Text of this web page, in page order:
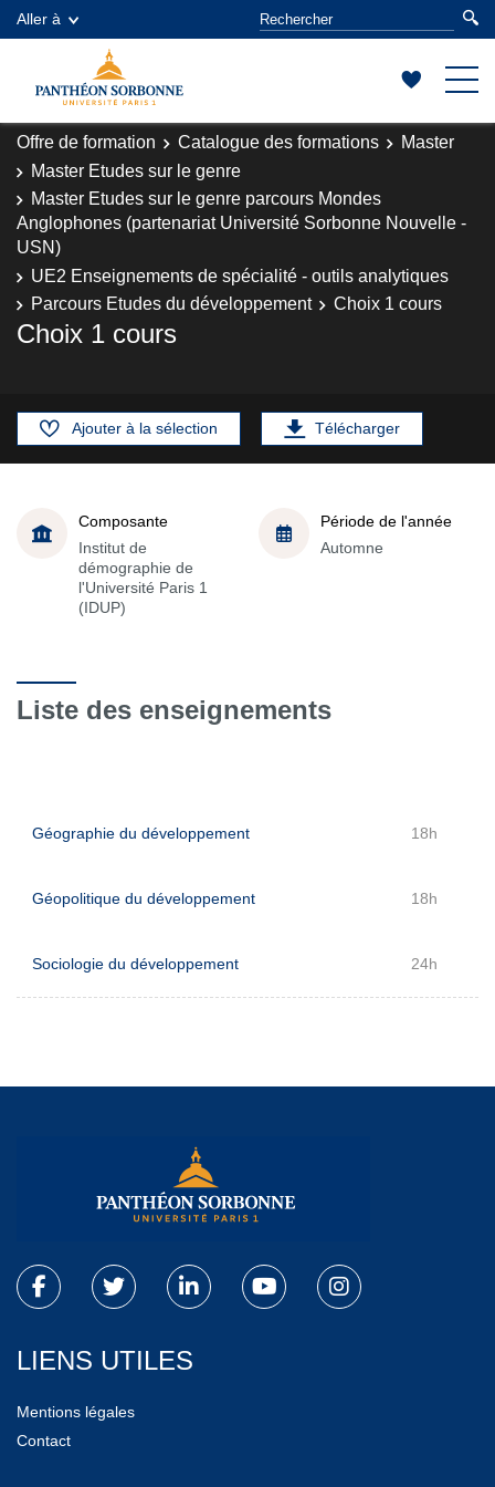
Aller à
Offre de formation Catalogue des formations
Master
Master Etudes sur le genre
Master Etudes sur le genre parcours Mondes
Anglophones (partenariat Université Sorbonne Nouvelle -
USN)
UE2 Enseignements de spécialité - outils analytiques
Parcours Etudes du développement
Choix 1 cours
Choix 1 cours
Ajouter à la sélection Télécharger
Composante
Institut de
démographie de
l'Université Paris 1
(IDUP)
Période de l'année
Automne
Liste des enseignements
Géographie du développement 18h
Géopolitique du développement 18h
Sociologie du développement 24h
LIENS UTILES
Mentions légales
Contact